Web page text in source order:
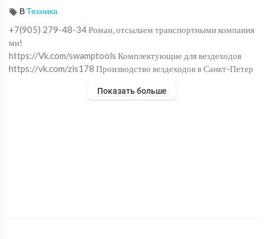
ВТехника
+7(905) 279-48-34 Роман, отсылаем транспортными компания
ми!
https://Vk.com/swamptools Комплектующие для вездеходов
https://vk.com/zis178 Производство вездеходов в Санкт-Петер
Продаем полноценные узлы автомобильного сцепления для пос
Показать больше